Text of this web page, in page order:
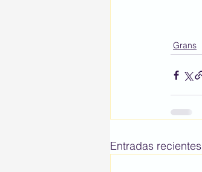
Grans
Entradas recientes